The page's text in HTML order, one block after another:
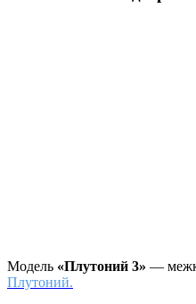
Модель «Плутоний 3» —
Плутоний.